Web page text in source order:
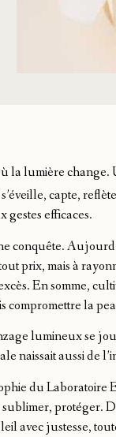
la lumière
capte,
gestes efficaces.
conquête.
prix, mais à
En somme,
compromettre la
lumineux se
naissait aussi de
du
protéger.
avec justesse,